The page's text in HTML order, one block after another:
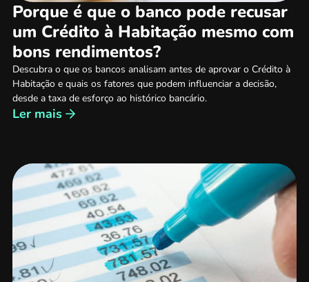
Porque é que o banco pode recusar
um Crédito à Habitação mesmo com
bons rendimentos?
Descubra o que os bancos analisam antes de aprovar o Crédito à
Habitação e quais os fatores que podem influenciar a decisão,
desde a taxa de esforço ao histórico bancário.
Ler mais